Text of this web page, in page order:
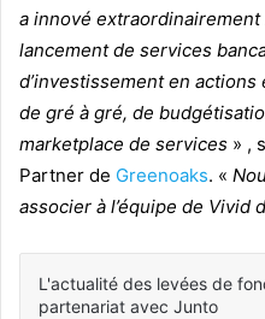
a innové
lancement de services
d’investissement en
de gré à gré, de
marketplace de services » ,
Partner de Greenoaks. «
associer à l’équipe de Vivid
L'actualité des levées de
partenariat avec Junto